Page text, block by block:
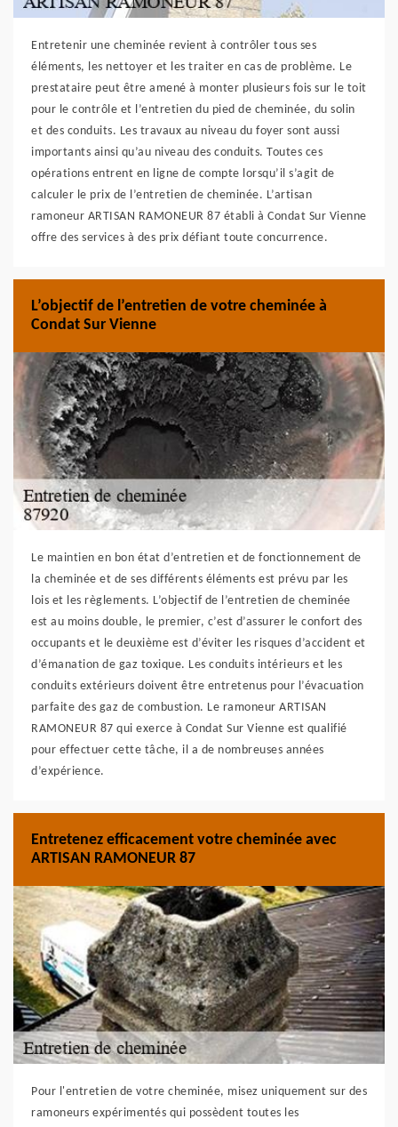
Entretenir une cheminée revient à contrôler tous ses
éléments, les nettoyer et les traiter en cas de problème. Le
prestataire peut être amené à monter plusieurs fois sur le toit
pour le contrôle et l’entretien du pied de cheminée, du solin
et des conduits. Les travaux au niveau du foyer sont aussi
importants ainsi qu’au niveau des conduits. Toutes ces
opérations entrent en ligne de compte lorsqu’il s’agit de
calculer le prix de l’entretien de cheminée. L’artisan
ramoneur ARTISAN RAMONEUR 87 établi à Condat Sur Vienne
offre des services à des prix défiant toute concurrence.
L’objectif de l’entretien de votre cheminée à
Condat Sur Vienne
Le maintien en bon état d’entretien et de fonctionnement de
la cheminée et de ses différents éléments est prévu par les
lois et les règlements. L’objectif de l’entretien de cheminée
est au moins double, le premier, c’est d’assurer le confort des
occupants et le deuxième est d’éviter les risques d’accident et
d’émanation de gaz toxique. Les conduits intérieurs et les
conduits extérieurs doivent être entretenus pour l’évacuation
parfaite des gaz de combustion. Le ramoneur ARTISAN
RAMONEUR 87 qui exerce à Condat Sur Vienne est qualifié
pour effectuer cette tâche, il a de nombreuses années
d’expérience.
Entretenez efficacement votre cheminée avec
ARTISAN RAMONEUR 87
Pour l'entretien de votre cheminée, misez uniquement sur des
ramoneurs expérimentés qui possèdent toutes les